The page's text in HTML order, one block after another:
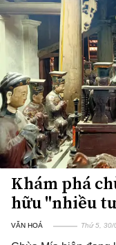
Khám phá
hữu "nhiều
VĂN HOÁ Thứ 5,